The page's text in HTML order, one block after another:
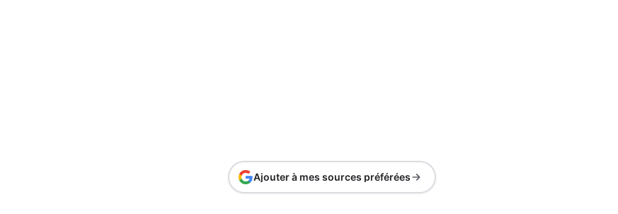
Ajouter à mes sources préférées